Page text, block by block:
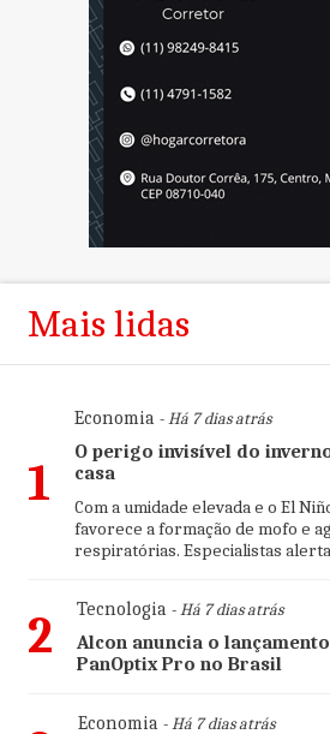
Mais lidas
1
Economia- Há 7 dias atrás
O perigo invisível do
casa
Com a umidade elevada e o El
favorece a formação de mofo e
respiratórias. Especialistas
2 Tecnologia- Há 7 dias atrás
Alcon anuncia o
PanOptix Pro no Brasil
Economia- Há 7 dias atrás